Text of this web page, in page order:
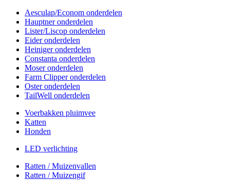
Aesculap/Econom onderdelen
Hauptner onderdelen
Lister/Liscop onderdelen
Eider onderdelen
Heiniger onderdelen
Constanta onderdelen
Moser onderdelen
Farm Clipper onderdelen
Oster onderdelen
TailWell onderdelen
Voerbakken pluimvee
Katten
Honden
LED verlichting
Ratten / Muizenvallen
Ratten / Muizengif